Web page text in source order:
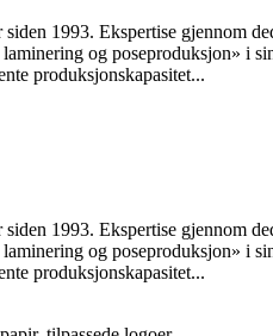
1993. Ekspertise gjennom
og poseproduksjon» i
produksjonskapasitet...
1993. Ekspertise gjennom
og poseproduksjon» i
produksjonskapasitet...